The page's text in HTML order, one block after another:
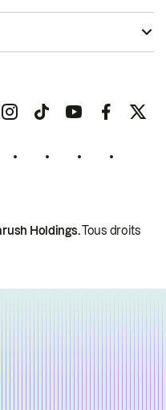
Holdings.Tous droits